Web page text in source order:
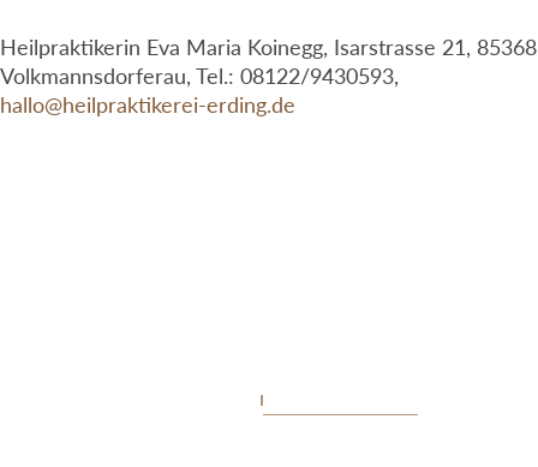
Heilpraktikerin Eva Maria Koinegg, Isarstrasse 21, 85368
Volkmannsdorferau, Tel.: 08122/9430593,
hallo@heilpraktikerei-erding.de